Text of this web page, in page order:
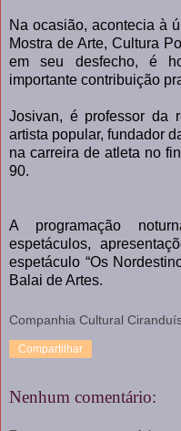
Na ocasião, acontecia à
Mostra de Arte, Cultura
em seu desfecho, é
importante contribuição
Josivan, é professor da
artista popular, fundador
na carreira de atleta no
90.
A programação
espetáculos,
espetáculo “Os
Balai de Artes.
Companhia Cultural
Compartilhar
Nenhum comentário: